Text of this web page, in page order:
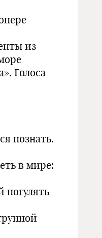
из
Голоса
познать.
в мире:
погулять